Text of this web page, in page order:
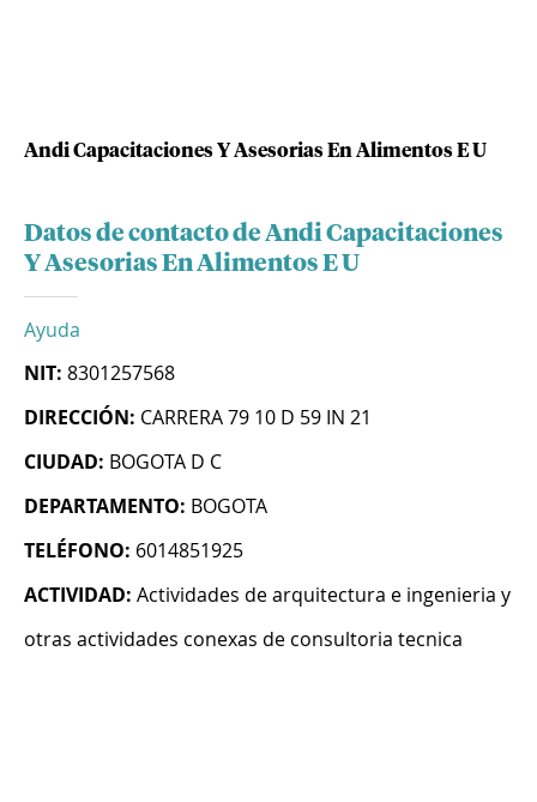
Andi Capacitaciones Y Asesorias En Alimentos E U
Datos de contacto de Andi Capacitaciones
Y Asesorias En Alimentos E U
Ayuda
NIT: 8301257568
DIRECCIÓN: CARRERA 79 10 D 59 IN 21
CIUDAD: BOGOTA D C
DEPARTAMENTO: BOGOTA
TELÉFONO: 6014851925
ACTIVIDAD: Actividades de arquitectura e ingenieria y
otras actividades conexas de consultoria tecnica